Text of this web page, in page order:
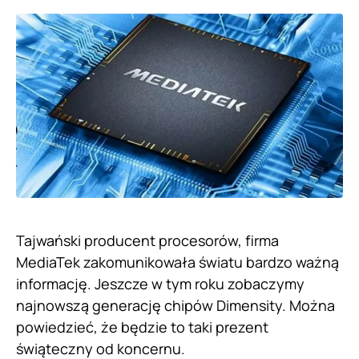
Tajwański producent procesorów, firma
MediaTek zakomunikowała światu bardzo ważną
informację. Jeszcze w tym roku zobaczymy
najnowszą generację chipów Dimensity. Można
powiedzieć, że będzie to taki prezent
świąteczny od koncernu.